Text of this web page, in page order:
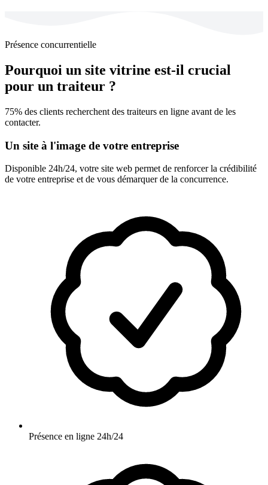
Présence concurrentielle
Pourquoi un site vitrine est-il crucial
pour un traiteur ?
75% des clients recherchent des traiteurs en ligne avant de les
contacter.
Un site à l'image de votre entreprise
Disponible 24h/24, votre site web permet de renforcer la crédibilité
de votre entreprise et de vous démarquer de la concurrence.
Présence en ligne 24h/24